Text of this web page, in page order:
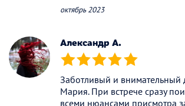
октябрь 2023
Александр А.
(*) (*) (*) (*) (*)
Заботливый и внимательный
Мария. При встрече сразу
всеми нюансами присмотра